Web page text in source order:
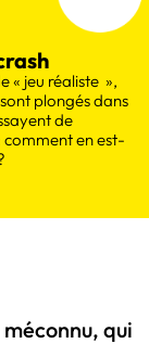
« jeu réaliste »,
plongés dans
de
en est-
qui